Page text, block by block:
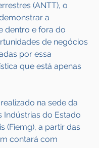
(ANTT), o
a
dentro e fora do
de negócios
por essa
que está apenas
na sede da
Indústrias do Estado
(Fiemg), a partir das
contará com